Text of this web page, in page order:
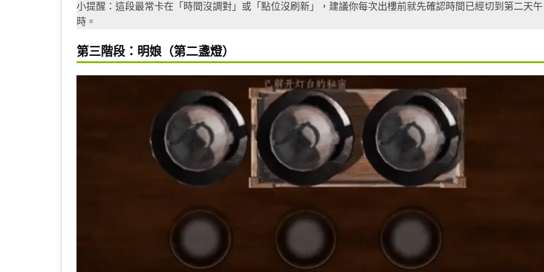
小提醒：這段最常卡在「時間沒調對」或「點位沒刷新」，建議你每次出樓前就先確認時間已經切到第二天午
時。
第三階段：明娘（第二盞燈）